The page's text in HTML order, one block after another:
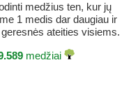
medžius ten, kur jų
1 medis dar daugiau ir
ateities visiems.
medžiai